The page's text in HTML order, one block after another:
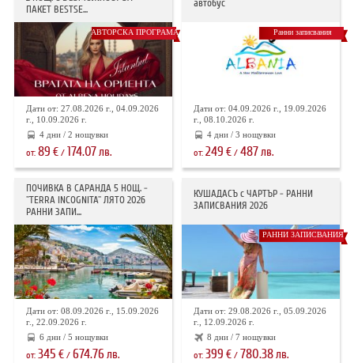
ПАКЕТ BESTSE...
АВТОРСКА ПРОГРАМА
Дати от: 27.08.2026 г., 04.09.2026
г., 10.09.2026 г.
4 дни / 2 нощувки
от: 89 €/ 174.07лв.
автобус
Ранни записвания
Дати от: 04.09.2026 г., 19.09.2026
г., 08.10.2026 г.
4 дни / 3 нощувки
от:249 € /487лв.
ПОЧИВКА В САРАНДА 5 НОЩ. -
"TERRA INCOGNITA" ЛЯТО 2026
РАННИ ЗАПИ...
Дати от: 08.09.2026 г., 15.09.2026
г., 22.09.2026 г.
6 дни / 5 нощувки
от: 345 €/ 674.76 лв.
КУШАДАСЪ с ЧАРТЪР - РАННИ
ЗАПИСВАНИЯ 2026
РАННИ ЗАПИСВАНИЯ
Дати от: 29.08.2026 г., 05.09.2026
г., 12.09.2026 г.
8 дни / 7 нощувки
от:399 € / 780.38 лв.